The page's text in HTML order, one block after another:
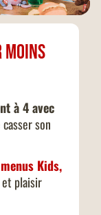
à 4 avec
son
Kids,
plaisir